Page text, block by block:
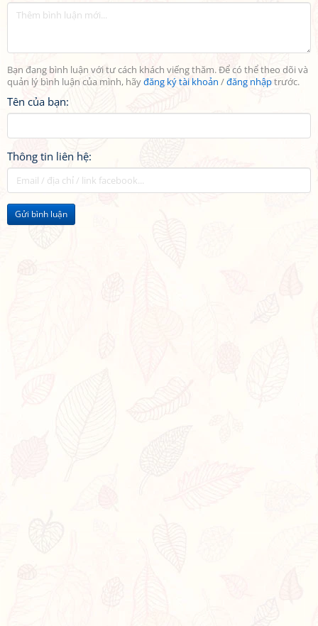
Bạn đang bình luận với tư cách khách viếng thăm. Để có thể theo dõi và
quản lý bình luận của mình, hãyđăng ký tài khoản /đăng nhậptrước.
Tên của bạn:
Thông tin liên hệ:
Gửi bình luận